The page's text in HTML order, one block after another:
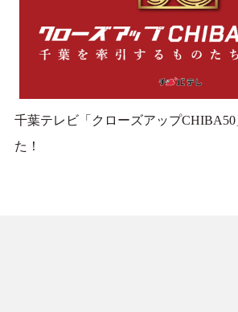
千葉テレビ「クローズアップ
た！